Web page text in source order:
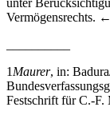
Vermögensrechts.
1 Maurer, in:
Festschrift für C.-F.